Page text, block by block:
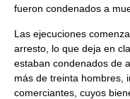
fueron condenados a
Las ejecuciones
arresto, lo que deja en
estaban condenados de
más de treinta hombres,
comerciantes, cuyos